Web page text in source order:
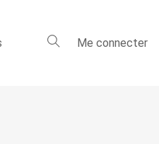
Me connecter